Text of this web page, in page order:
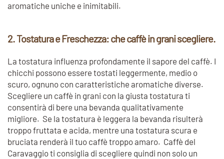
aromatiche uniche e inimitabili.
2. Tostatura e Freschezza: che caffè in grani scegliere.
La tostatura influenza profondamente il sapore del caffè. I
chicchi possono essere tostati leggermente, medio o
scuro, ognuno con caratteristiche aromatiche diverse.
Scegliere un caffè in grani con la giusta tostatura ti
consentirà di bere una bevanda qualitativamente
migliore. Se la tostatura è leggera la bevanda risulterà
troppo fruttata e acida, mentre una tostatura scura e
bruciata renderà il tuo caffè troppo amaro. Caffè del
Caravaggio ti consiglia di scegliere quindi non solo un